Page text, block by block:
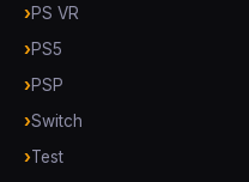
PS VR
PS5
PSP
Switch
Test